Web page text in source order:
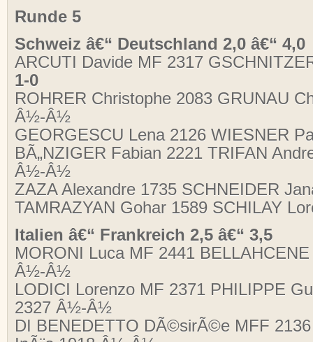
Runde 5
Schweiz â€“ Deutschland 2,0 â€“ 4,0
ARCUTI Davide MF 2317
1-0
ROHRER Christophe 2083 GRUNAU
Â½-Â½
GEORGESCU Lena 2126 WIESNER
BÃ„NZIGER Fabian 2221 TRIFAN
Â½-Â½
ZAZA Alexandre 1735 SCHNEIDER
TAMRAZYAN Gohar 1589 SCHILAY
Italien â€“ Frankreich 2,5 â€“ 3,5
MORONI Luca MF 2441
Â½-Â½
LODICI Lorenzo MF 2371 PHILIPPE
2327 Â½-Â½
DI BENEDETTO DÃ©sirÃ©e MFF